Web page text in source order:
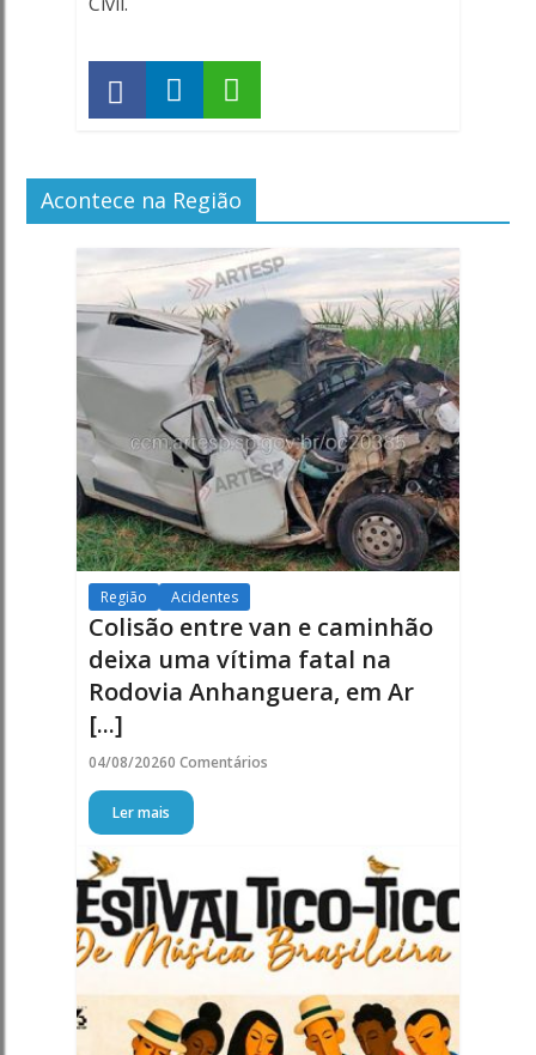
Acontece na Região
Região Acidentes
Colisão entre van e caminhão
deixa uma vítima fatal na
Rodovia Anhanguera, em Ar
[...]
04/08/20260 Comentários
Ler mais